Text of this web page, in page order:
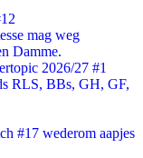
mag weg
Damme.
2026/27 #1
RLS, BBs, GH, GF,
#17 wederom aapjes